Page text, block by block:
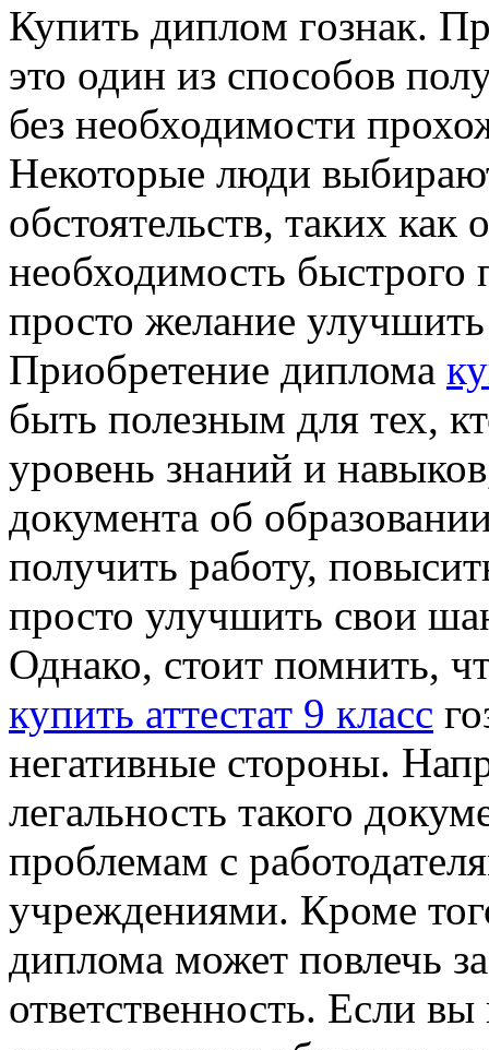
Купить диплoм гoзнaк.
это один из способов
без необходимости
Некоторые люди
обстоятельств, таких как
необходимость быстрого
просто желание
Приобретение диплома
быть полезным для тех,
уровень знаний и
документа об
получить работу,
просто улучшить свои
Однако, стоит помнить,
купить аттестат 9 класс
негативные стороны.
легальность такого
проблемам с
учреждениями. Кроме
диплома может повлечь
ответственность. Если